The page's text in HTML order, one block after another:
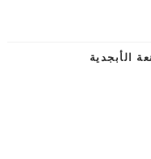
الأبجدية